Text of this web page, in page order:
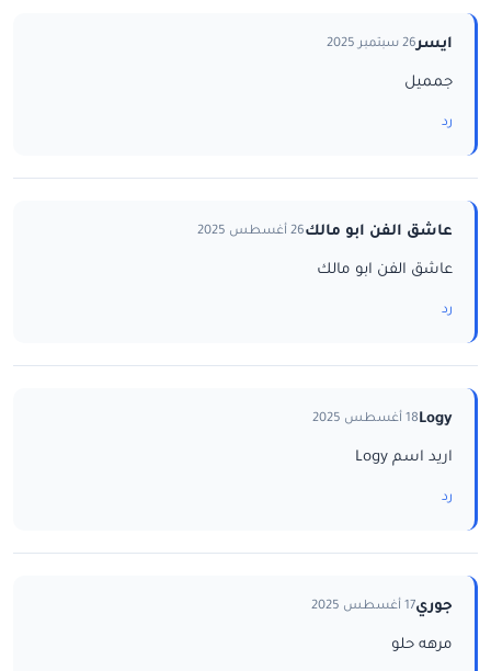
ايسر26 سبتمبر 2025
جمميل
رد
عاشق الفن ابو مالك26 أغسطس 2025
عاشق الفن ابو مالك
رد
Logy18 أغسطس 2025
اريد اسم Logy
رد
جوري17 أغسطس 2025
مرهه حلو